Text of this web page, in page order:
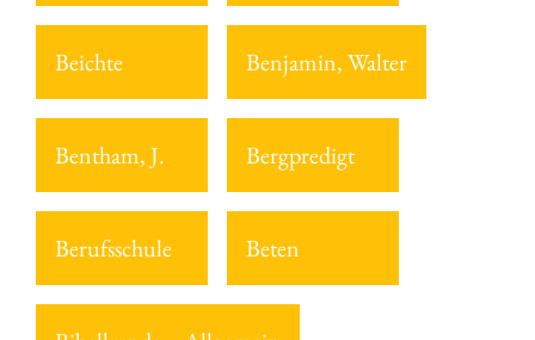
Beichte Benjamin, Walter
Bentham, J. Bergpredigt
Berufsschule Beten